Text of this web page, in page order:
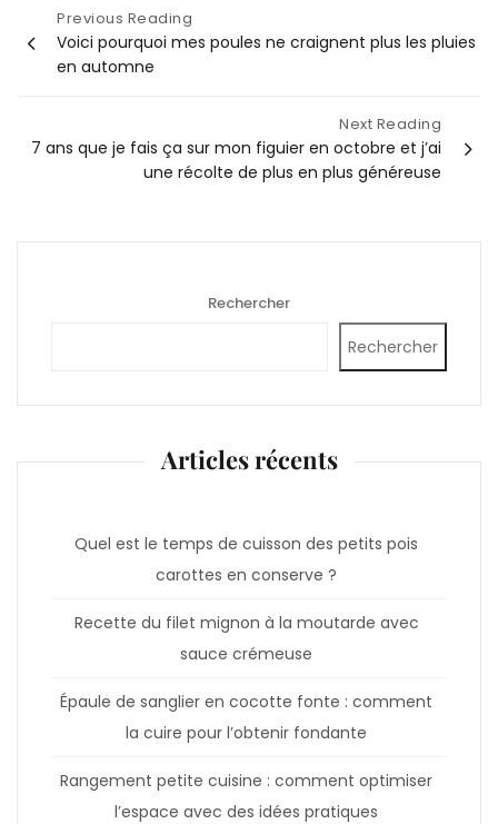
Navigation
de
l’article
Previous Reading
Voici pourquoi mes poules ne craignent plus les pluies
en automne
Next Reading
7 ans que je fais ça sur mon figuier en octobre et j’ai
une récolte de plus en plus généreuse
Rechercher
Rechercher
Articles récents
Quel est le temps de cuisson des petits pois
carottes en conserve ?
Recette du filet mignon à la moutarde avec
sauce crémeuse
Épaule de sanglier en cocotte fonte : comment
la cuire pour l’obtenir fondante
Rangement petite cuisine : comment optimiser
l’espace avec des idées pratiques